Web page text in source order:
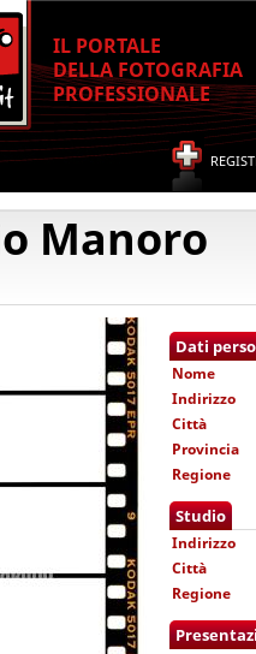
IL PORTALE
DELLA FOTOGRAFIA
PROFESSIONALE
Manoro
Dati
Nome
Indirizzo
Città
Provincia
Regione
Studio
Indirizzo
Città
Regione